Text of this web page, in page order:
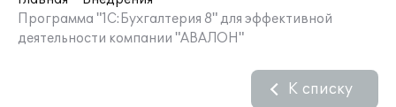
Программа "1С:Бухгалтерия 8" для эффективной
деятельности компании "АВАЛОН"
К списку